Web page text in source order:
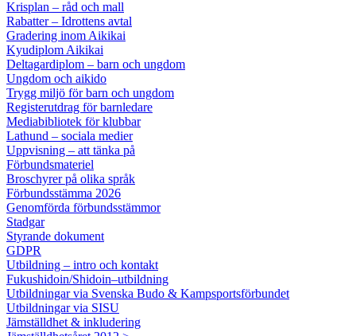
Krisplan – råd och mall
Rabatter – Idrottens avtal
Gradering inom Aikikai
Kyudiplom Aikikai
Deltagardiplom – barn och ungdom
Ungdom och aikido
Trygg miljö för barn och ungdom
Registerutdrag för barnledare
Mediabibliotek för klubbar
Lathund – sociala medier
Uppvisning – att tänka på
Förbundsmateriel
Broschyrer på olika språk
Förbundsstämma 2026
Genomförda förbundsstämmor
Stadgar
Styrande dokument
GDPR
Utbildning – intro och kontakt
Fukushidoin/Shidoin–utbildning
Utbildningar via Svenska Budo & Kampsportsförbundet
Utbildningar via SISU
Jämställdhet & inkludering